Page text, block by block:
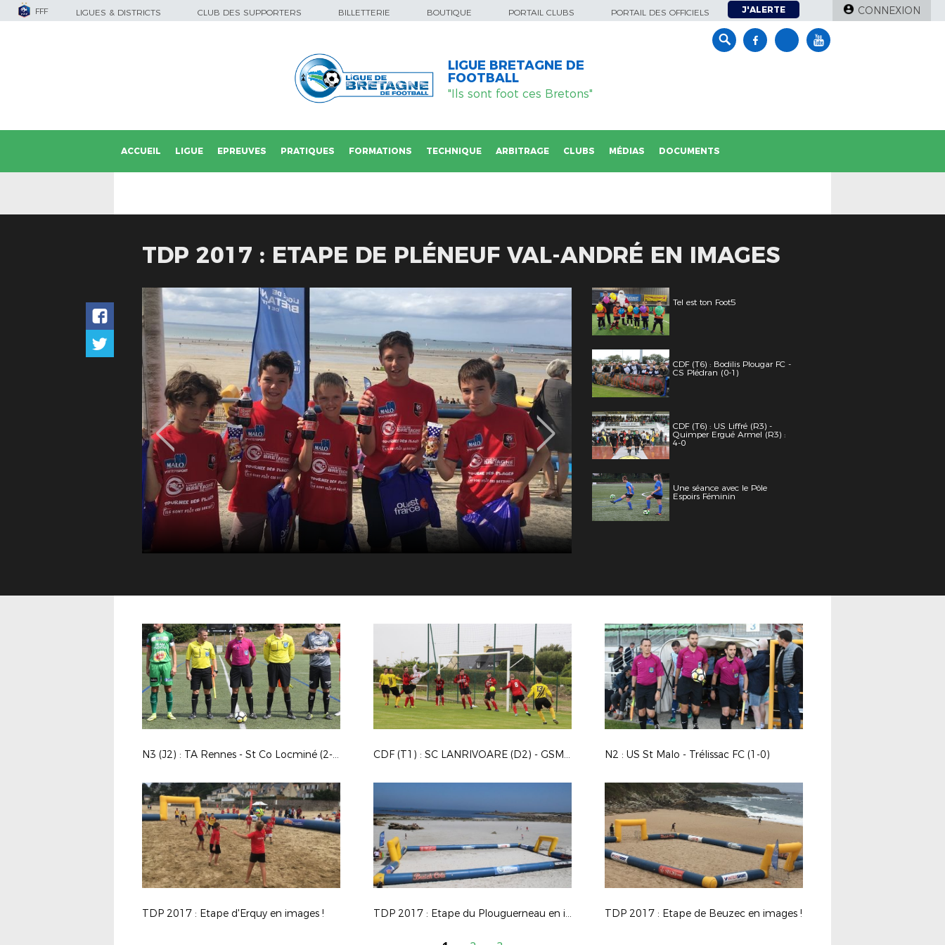
FFF LIGUES & DISTRICTS CLUB DES SUPPORTERS BILLETTERIE BOUTIQUE PORTAIL CLUBS PORTAIL DES OFFICIELS J'ALERTE CONNEXION
LIGUE BRETAGNE DE
FOOTBALL
"Ils sont foot ces Bretons"
ACCUEIL LIGUE EPREUVES PRATIQUES FORMATIONS TECHNIQUE ARBITRAGE CLUBS MÉDIAS DOCUMENTS
TDP 2017 : ETAPE DE PLÉNEUF VAL-ANDRÉ EN IMAGES
Tel est ton Foot5
CDF (T6) : Bodilis Plougar FC -
CS Plédran (0-1)
CDF (T6) : US Liffré (R3) -
Quimper Ergué Armel (R3) :
4-0
Une séance avec le Pôle
Espoirs Féminin
N3 (J2) : TA Rennes - St Co Locminé (2-0) CDF (T1) : SC LANRIVOARE (D2) - GSM PLOUGUIN (D3) : 2-0 N2 : US St Malo - Trélissac FC (1-0)
TDP 2017 : Etape d'Erquy en images ! TDP 2017 : Etape du Plouguerneau en images ! TDP 2017 : Etape de Beuzec en images !